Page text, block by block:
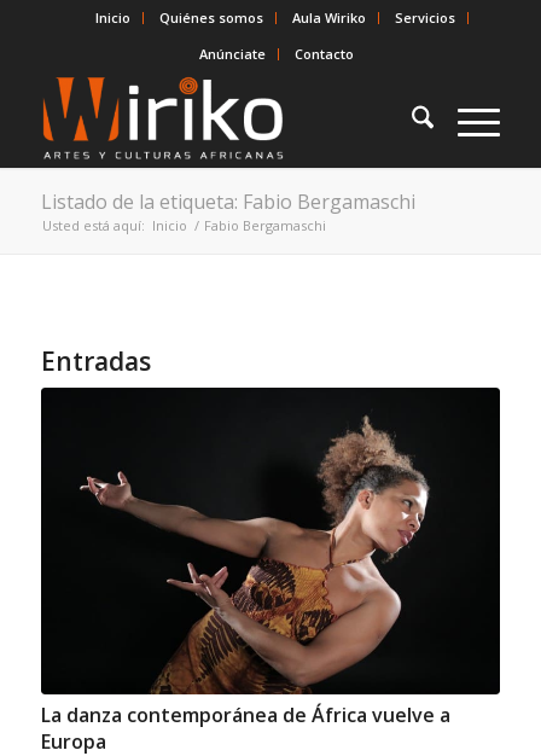
Inicio Quiénes somos Aula Wiriko
Servicios
Anúnciate
Contacto
Listado de la etiqueta: Fabio Bergamaschi
Usted está aquí: Inicio / Fabio Bergamaschi
Entradas
La danza contemporánea de África vuelve a
Europa